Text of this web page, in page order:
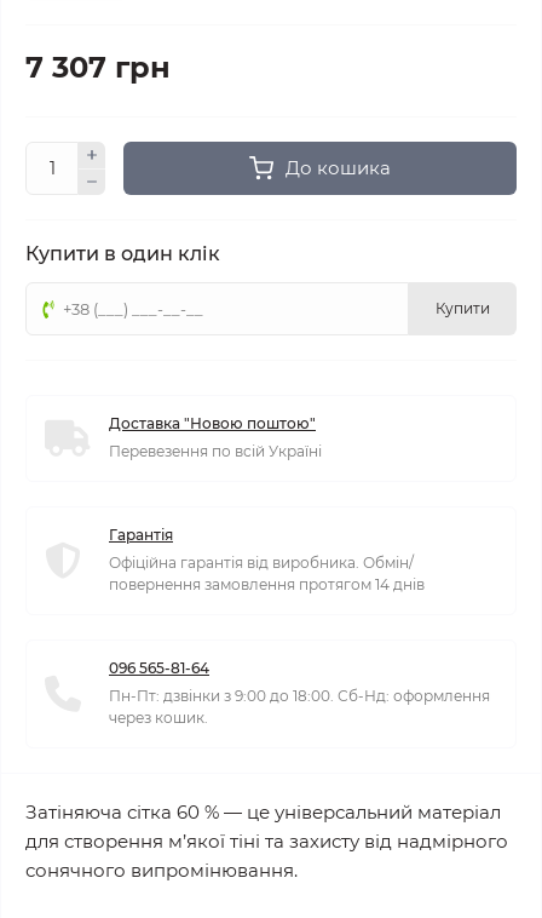
7 307 грн
До кошика
Купити в один клік
Купити
Доставка "Новою поштою"
Перевезення по всій Україні
Гарантія
Офіційна гарантія від виробника. Обмін/
повернення замовлення протягом 14 днів
096 565-81-64
Пн-Пт: дзвінки з 9:00 до 18:00. Сб-Нд: оформлення
через кошик.
Затіняюча сітка 60 % — це універсальний матеріал
для створення м’якої тіні та захисту від надмірного
сонячного випромінювання.